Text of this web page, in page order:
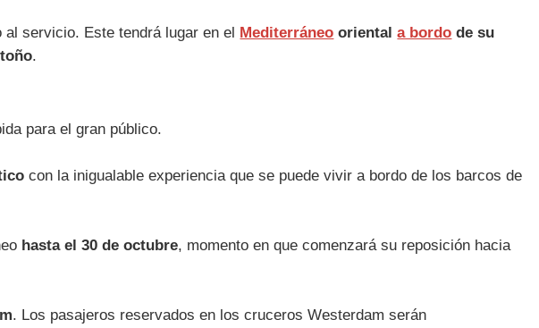
servicio. Este tendrá lugar en el Mediterráneo orientala bordo de su
.
para el gran público.
con la inigualable experiencia que se puede vivir a bordo de los barcos de
hasta el 30 de octubre, momento en que comenzará su reposición hacia
. Los pasajeros reservados en los cruceros Westerdam serán